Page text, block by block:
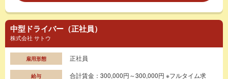
中型ドライバー（正社員）
株式会社 サトウ
雇用形態 正社員
給与
合計賃金：300,000円～300,000円 ※フルタイム求